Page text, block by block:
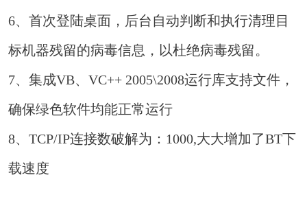
6、首次登陆桌面，后台自动判断和执行清理目
标机器残留的病毒信息，以杜绝病毒残留。
7、集成VB、VC++ 2005\2008运行库支持文件，
确保绿色软件均能正常运行
8、TCP/IP连接数破解为：1000,大大增加了BT下
载速度